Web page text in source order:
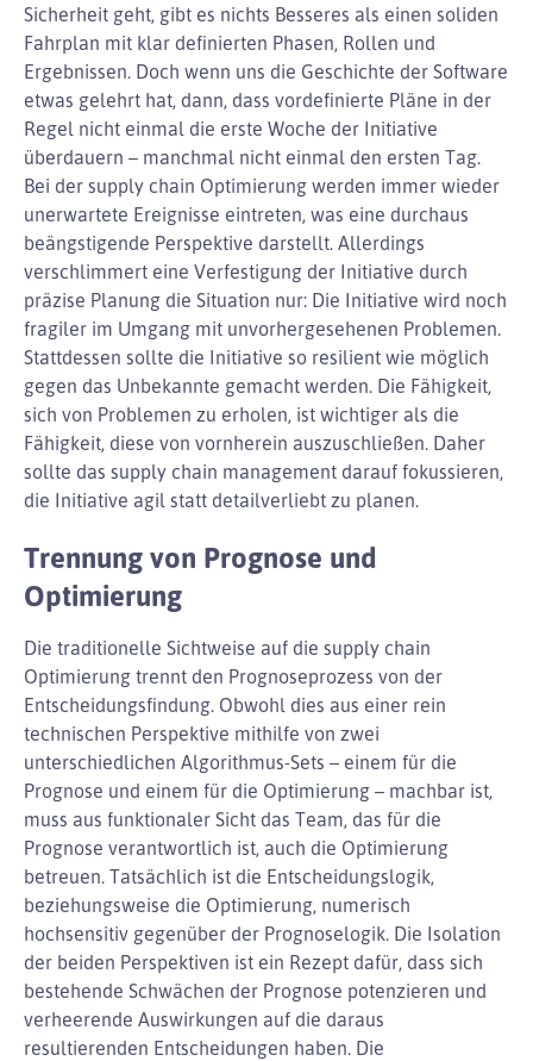
Sicherheit geht, gibt es nichts Besseres als einen soliden
Fahrplan mit klar definierten Phasen, Rollen und
Ergebnissen. Doch wenn uns die Geschichte der Software
etwas gelehrt hat, dann, dass vordefinierte Pläne in der
Regel nicht einmal die erste Woche der Initiative
überdauern – manchmal nicht einmal den ersten Tag.
Bei der supply chain Optimierung werden immer wieder
unerwartete Ereignisse eintreten, was eine durchaus
beängstigende Perspektive darstellt. Allerdings
verschlimmert eine Verfestigung der Initiative durch
präzise Planung die Situation nur: Die Initiative wird noch
fragiler im Umgang mit unvorhergesehenen Problemen.
Stattdessen sollte die Initiative so resilient wie möglich
gegen das Unbekannte gemacht werden. Die Fähigkeit,
sich von Problemen zu erholen, ist wichtiger als die
Fähigkeit, diese von vornherein auszuschließen. Daher
sollte das supply chain management darauf fokussieren,
die Initiative agil statt detailverliebt zu planen.
Trennung von Prognose und
Optimierung
Die traditionelle Sichtweise auf die supply chain
Optimierung trennt den Prognoseprozess von der
Entscheidungsfindung. Obwohl dies aus einer rein
technischen Perspektive mithilfe von zwei
unterschiedlichen Algorithmus-Sets – einem für die
Prognose und einem für die Optimierung – machbar ist,
muss aus funktionaler Sicht das Team, das für die
Prognose verantwortlich ist, auch die Optimierung
betreuen. Tatsächlich ist die Entscheidungslogik,
beziehungsweise die Optimierung, numerisch
hochsensitiv gegenüber der Prognoselogik. Die Isolation
der beiden Perspektiven ist ein Rezept dafür, dass sich
bestehende Schwächen der Prognose potenzieren und
verheerende Auswirkungen auf die daraus
resultierenden Entscheidungen haben. Die